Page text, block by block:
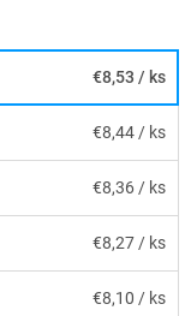
€8,53 / ks
€8,44/ ks
€8,36/ ks
€8,27/ ks
€8,10 / ks